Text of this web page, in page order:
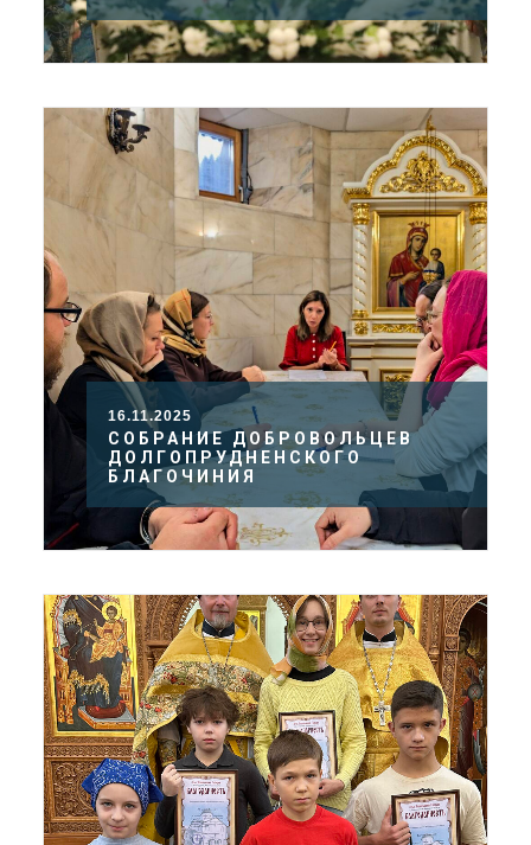
16.11.2025
СОБРАНИЕ ДОБРОВОЛЬЦЕВ
ДОЛГОПРУДНЕНСКОГО
БЛАГОЧИНИЯ